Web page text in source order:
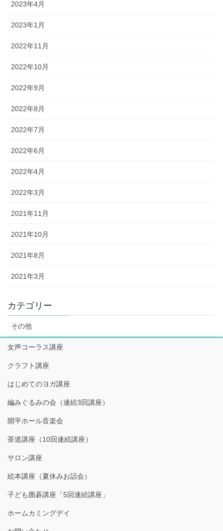
2023年4月
2023年1月
2022年11月
2022年10月
2022年9月
2022年8月
2022年7月
2022年6月
2022年4月
2022年3月
2021年11月
2021年10月
2021年8月
2021年3月
カテゴリー
その他
女声コーラス講座
クラフト講座
はじめてのヨガ講座
編みぐるみの会（連続3回講座）
開平ホール音楽会
茶道講座（10回連続講座）
サロン講座
絵本講座（夏休みお話会）
子ども囲碁講座「5回連続講座」
ホームカミングデイ